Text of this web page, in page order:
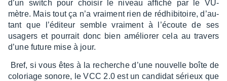
d’un switch pour choi­sir le niveau affi­ché par le VU-
mètre. Mais tout ça n’a vrai­ment rien de rédhi­bi­toire, d’au­
tant que l’édi­teur semble vrai­ment à l’écoute de ses
usagers et pour­rait donc bien amélio­rer cela au travers
d’une future mise à jour.
Bref, si vous êtes à la recherche d’une nouvelle boîte de
colo­riage sonore, le VCC 2.0 est un candi­dat sérieux que